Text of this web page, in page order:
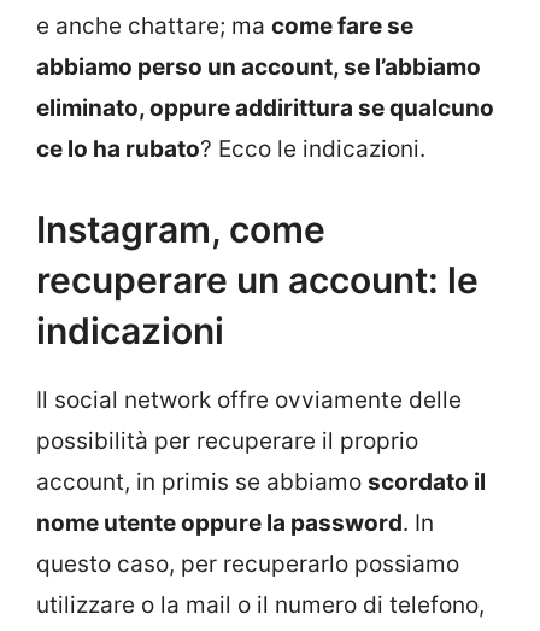
e anche chattare; ma come fare se
abbiamo perso un account, se l’abbiamo
eliminato, oppure addirittura se qualcuno
ce lo ha rubato? Ecco le indicazioni.
Instagram, come
recuperare un account: le
indicazioni
Il social network offre ovviamente delle
possibilità per recuperare il proprio
account, in primis se abbiamo scordato il
nome utente oppure la password. In
questo caso, per recuperarlo possiamo
utilizzare o la mail o il numero di telefono,